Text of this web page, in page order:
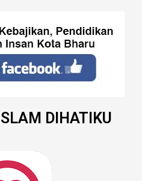
DIHATIKU